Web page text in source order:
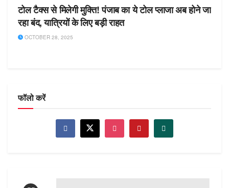
टोल टैक्स से मिलेगी मुक्ति! पंजाब का ये टोल प्लाजा अब होने जा
रहा बंद, यात्रियों के लिए बड़ी राहत
OCTOBER 28, 2025
फॉलो करें